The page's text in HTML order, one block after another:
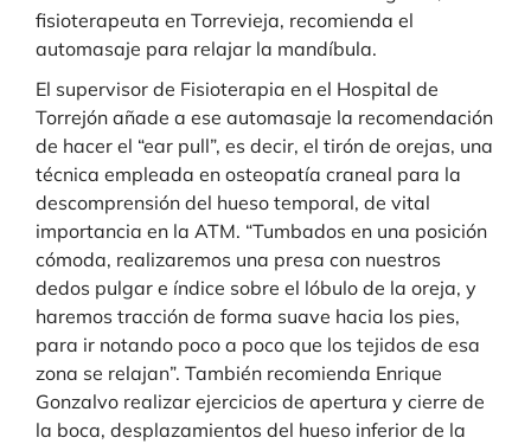
fisioterapeuta en Torrevieja, recomienda el
automasaje para relajar la mandíbula.
El supervisor de Fisioterapia en el Hospital de
Torrejón añade a ese automasaje la recomendación
de hacer el “ear pull”, es decir, el tirón de orejas, una
técnica empleada en osteopatía craneal para la
descomprensión del hueso temporal, de vital
importancia en la ATM. “Tumbados en una posición
cómoda, realizaremos una presa con nuestros
dedos pulgar e índice sobre el lóbulo de la oreja, y
haremos tracción de forma suave hacia los pies,
para ir notando poco a poco que los tejidos de esa
zona se relajan”. También recomienda Enrique
Gonzalvo realizar ejercicios de apertura y cierre de
la boca, desplazamientos del hueso inferior de la